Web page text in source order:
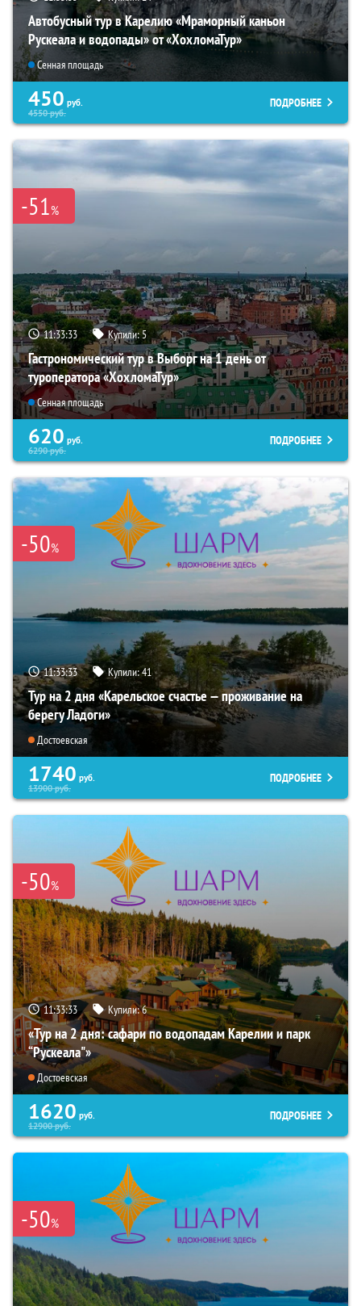
Автобусный тур в Карелию «Мраморный каньон
Рускеала и водопады» от «ХохломаТур»
Сенная площадь
450 руб.
4550руб.
ПОДРОБНЕЕ
-51%
11:33:31 Купили:5
Гастрономический тур в Выборг на 1 день от
туроператора «ХохломаТур»
Сенная площадь
620 руб.
6290руб.
ПОДРОБНЕЕ
-50%
11:33:31 Купили:41
Тур на 2 дня «Карельское счастье — проживание на
берегу Ладоги»
Достоевская
1740 руб.
13900руб.
ПОДРОБНЕЕ
-50%
11:33:31 Купили:6
«Тур на 2 дня: сафари по водопадам Карелии и парк
“Рускеала"»
Достоевская
1620 руб.
12900руб.
ПОДРОБНЕЕ
-50%